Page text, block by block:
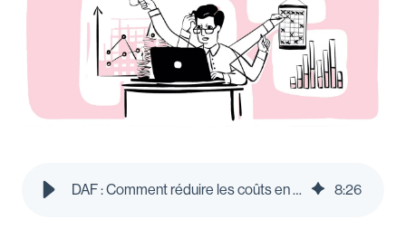
DAF : Comment réduire les coûts en période de récession ? - Le blog Pleo 8:26